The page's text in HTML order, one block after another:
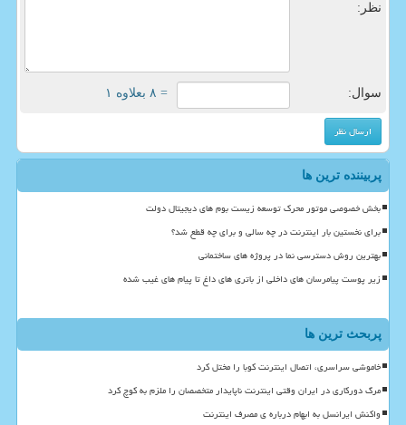
نظر:
سوال: = ۸ بعلاوه ۱
پربیننده ترین ها
بخش خصوصی موتور محرک توسعه زیست بوم های دیجیتال دولت
برای نخستین بار اینترنت در چه سالی و برای چه قطع شد؟
بهترین روش دسترسی نما در پروژه های ساختمانی
زیر پوست پیامرسان های داخلی از باتری های داغ تا پیام های غیب شده
پربحث ترین ها
خاموشی سراسری، اتصال اینترنت کوبا را مختل کرد
مرگ دورکاری در ایران وقتی اینترنت ناپایدار متخصصان را ملزم به کوچ کرد
واکنش ایرانسل به ابهام درباره ی مصرف اینترنت